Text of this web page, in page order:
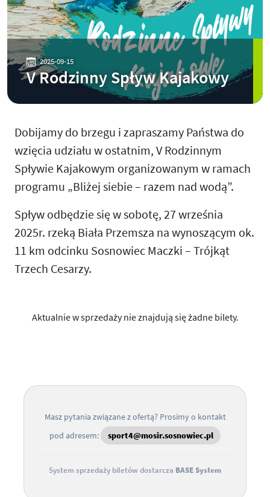
2025-09-15
V Rodzinny Spływ Kajakowy
Dobijamy do brzegu i zapraszamy Państwa do
wzięcia udziału w ostatnim, V Rodzinnym
Spływie Kajakowym organizowanym w ramach
programu „Bliżej siebie – razem nad wodą”.
Spływ odbędzie się w sobotę, 27 września
2025r. rzeką Biała Przemsza na wynoszącym ok.
11 km odcinku Sosnowiec Maczki – Trójkąt
Trzech Cesarzy.
Aktualnie w sprzedaży nie znajdują się żadne bilety.
Masz pytania związane z ofertą? Prosimy o kontakt
pod adresem:
sport4@mosir.sosnowiec.pl
System sprzedaży biletów dostarcza BASE System